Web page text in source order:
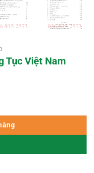
Tục Việt Nam